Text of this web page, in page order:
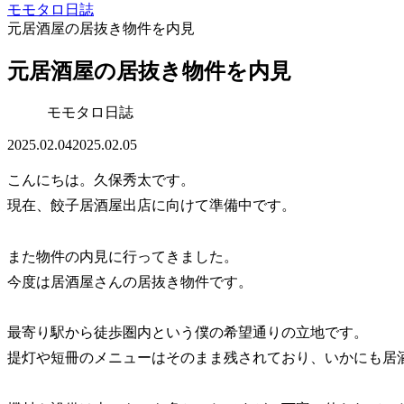
モモタロ日誌
元居酒屋の居抜き物件を内見
元居酒屋の居抜き物件を内見
モモタロ日誌
2025.02.042025.02.05
こんにちは。久保秀太です。
現在、餃子居酒屋出店に向けて準備中です。
また物件の内見に行ってきました。
今度は居酒屋さんの居抜き物件です。
最寄り駅から徒歩圏内という僕の希望通りの立地です。
提灯や短冊のメニューはそのまま残されており、いかにも居